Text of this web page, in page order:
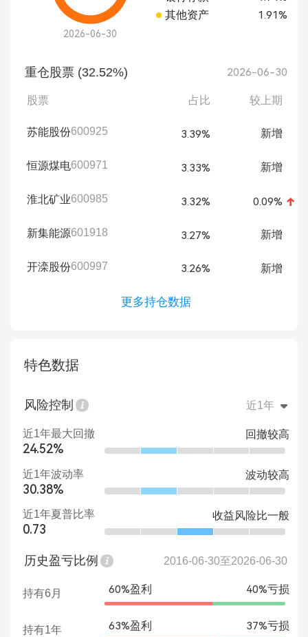
2026-06-30
其他资产 1.91%
重仓股票 (32.52%) 2026-06-30
股票 占比 较上期
苏能股份600925 3.39% 新增
恒源煤电600971 3.33% 新增
淮北矿业600985 3.32% 0.09%
新集能源601918 3.27% 新增
开滦股份600997 3.26% 新增
更多持仓数据
特色数据
风险控制 近1年
近1年最大回撤
24.52%
回撤较高
近1年波动率
30.38%
波动较高
近1年夏普比率
0.73
收益风险比一般
历史盈亏比例 2016-06-30至2026-06-30
持有6月 60%盈利 40%亏损
持有1年 63%盈利 37%亏损